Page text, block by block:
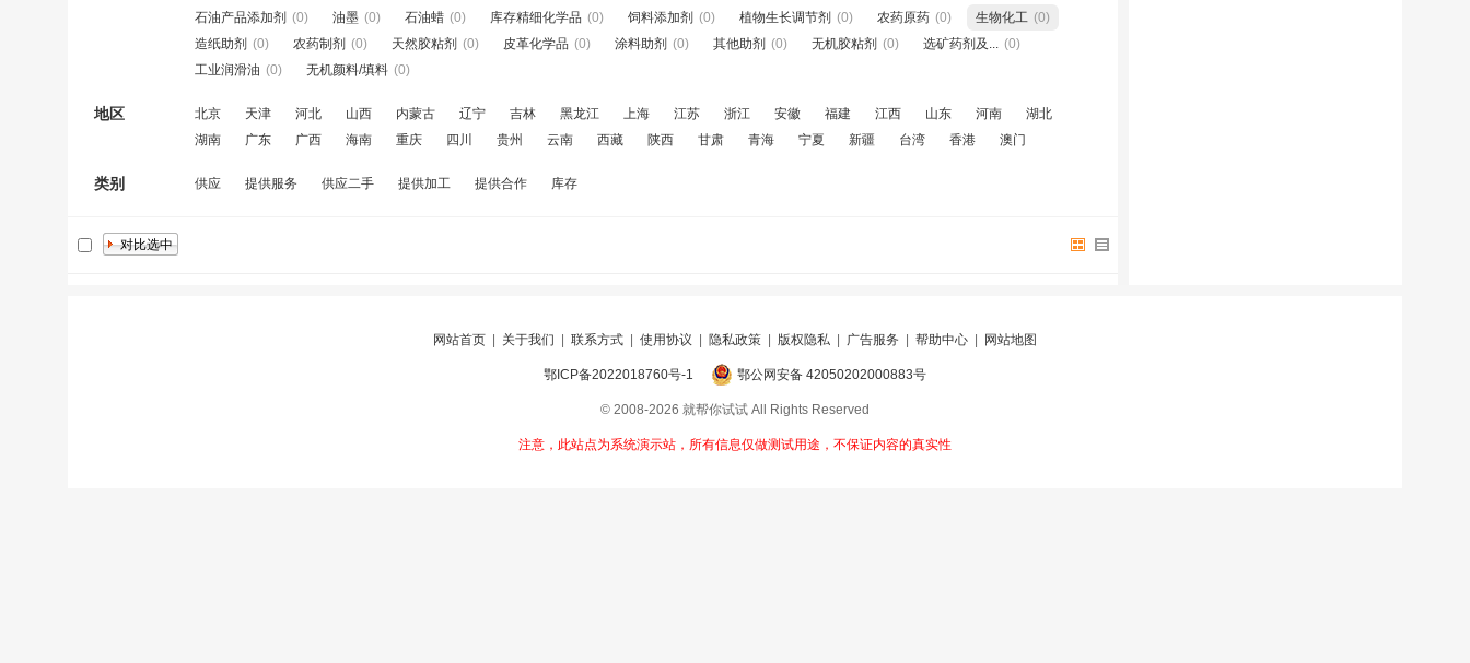
石油产品添加剂 (0) 油墨 (0) 石油蜡 (0) 库存精细化学品 (0) 饲料添加剂 (0) 植物生长调节剂 (0) 农药原药 (0) 生物化工 (0)
造纸助剂 (0) 农药制剂 (0) 天然胶粘剂 (0) 皮革化学品 (0) 涂料助剂 (0) 其他助剂 (0) 无机胶粘剂 (0) 选矿药剂及... (0)
工业润滑油 (0) 无机颜料/填料 (0)
地区 北京 天津 河北 山西 内蒙古 辽宁 吉林 黑龙江 上海 江苏 浙江 安徽 福建 江西 山东 河南
湖北
湖南
广东 广西 海南 重庆 四川 贵州 云南 西藏 陕西 甘肃 青海 宁夏 新疆 台湾 香港 澳门
类别 供应 提供服务 供应二手 提供加工 提供合作 库存
网站首页 关于我们 联系方式 使用协议 隐私政策 版权隐私 广告服务 帮助中心 网站地图
鄂ICP备2022018760号-1 鄂公网安备 42050202000883号
© 2008-2026 就帮你试试 All Rights Reserved
注意，此站点为系统演示站，所有信息仅做测试用途，不保证内容的真实性